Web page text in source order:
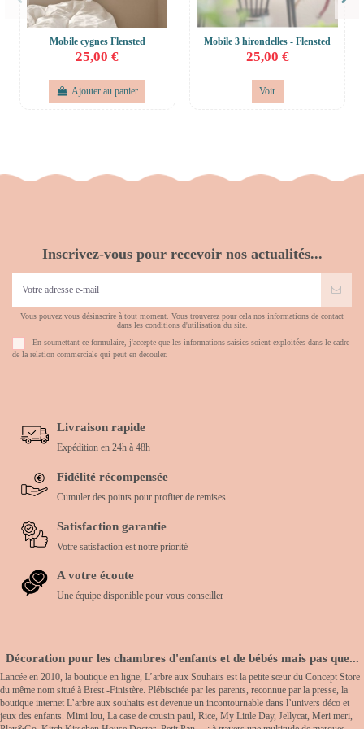
Mobile cygnes Flensted
25,00 €
Ajouter au panier
Mobile 3 hirondelles - Flensted
25,00 €
Voir
Inscrivez-vous pour recevoir nos actualités...
Vous pouvez vous désinscrire à tout moment. Vous trouverez pour cela nos informations de contact
dans les conditions d'utilisation du site.
En soumettant ce formulaire, j'accepte que les informations saisies soient exploitées dans le cadre
de la relation commerciale qui peut en découler.
Livraison rapide
Expédition en 24h à 48h
Fidélité récompensée
Cumuler des points pour profiter de remises
Satisfaction garantie
Votre satisfaction est notre priorité
A votre écoute
Une équipe disponible pour vous conseiller
Décoration pour les chambres d'enfants et de bébés mais pas que...
Lancée en 2010, la boutique en ligne, L’arbre aux Souhaits est la petite sœur du Concept Store
du même nom situé à Brest -Finistère. Plébiscitée par les parents, reconnue par la presse, la
boutique internet L’arbre aux souhaits est devenue un incontournable dans l’univers déco et
jeux des enfants. Mimi lou, La case de cousin paul, Rice, My Little Day, Jellycat, Meri meri,